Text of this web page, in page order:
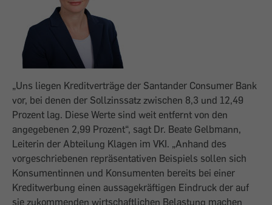
„Uns liegen Kreditverträge der Santander Consumer Bank
vor, bei denen der Sollzinssatz zwischen 8,3 und 12,49
Prozent lag. Diese Werte sind weit entfernt von den
angegebenen 2,99 Prozent“, sagt Dr. Beate Gelbmann,
Leiterin der Abteilung Klagen im VKI. „Anhand des
vorgeschriebenen repräsentativen Beispiels sollen sich
Konsumentinnen und Konsumenten bereits bei einer
Kreditwerbung einen aussagekräftigen Eindruck der auf
sie zukommenden wirtschaftlichen Belastung machen